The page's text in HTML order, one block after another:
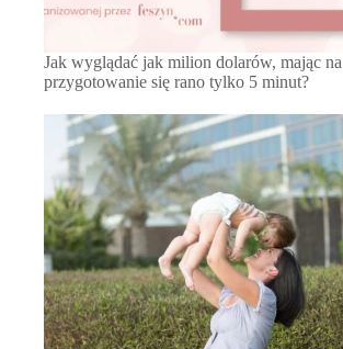
Jak wyglądać jak milion dolarów, mając na
przygotowanie się rano tylko 5 minut?